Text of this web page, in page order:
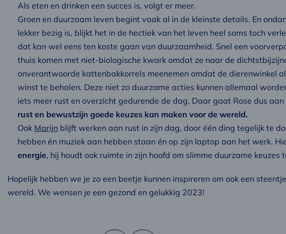
Als eten en drinken een succes is, volgt er meer.
Groen en duurzaam leven begint vaak al in de kleinste details. En
lekker bezig is, blijkt het in de hectiek van het leven heel soms toch
dat kan wel eens ten koste gaan van duurzaamheid. Snel een
thuis komen met niet-biologische kwark omdat ze naar de
onverantwoorde kattenbakkorrels meenemen omdat de dierenwinkel
winst te behalen. Deze niet zo duurzame acties kunnen allemaal
iets meer rust en overzicht gedurende de dag. Daar gaat Rose dus
rust en bewustzijn goede keuzes kan maken voor de wereld.
Ook Marijn blijft werken aan rust in zijn dag, door één ding tegelijk te
hebben én muziek aan hebben staan én op zijn laptop aan het werk.
energie, hij houdt ook ruimte in zijn hoofd om slimme duurzame keuzes
Hopelijk hebben we je zo een beetje kunnen inspireren om ook een
wereld. We wensen je een gezond en gelukkig 2023!